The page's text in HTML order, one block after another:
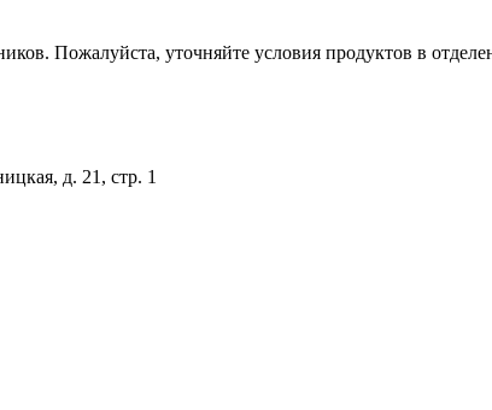
Пожалуйста, уточняйте условия продуктов в
д. 21, стр. 1